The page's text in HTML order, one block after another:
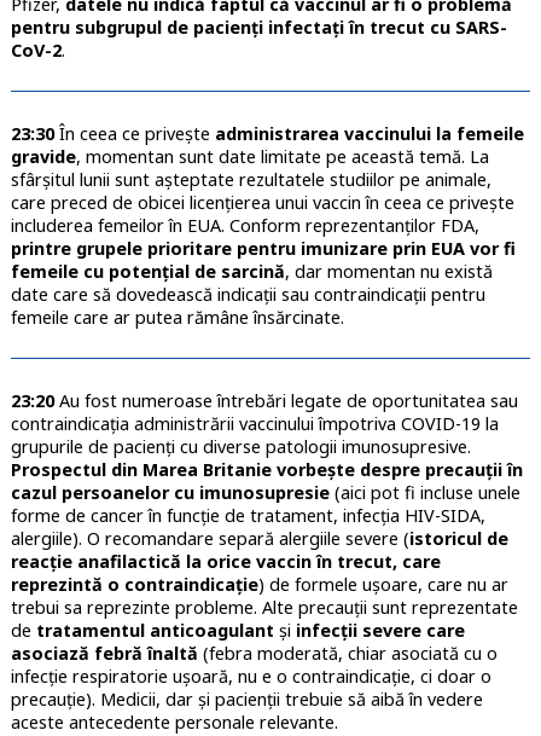
pentru subgrupul de pacienți infectați în trecut cu SARS-
CoV-2.
23:30În ceea ce privește administrarea vaccinului la femeile
gravide, momentan sunt date limitate pe această temă. La
sfârșitul lunii sunt așteptate rezultatele studiilor pe animale,
care preced de obicei licențierea unui vaccin în ceea ce privește
includerea femeilor în EUA. Conform reprezentanților FDA,
printre grupele prioritare pentru imunizare prin EUA vor fi
femeile cu potențial de sarcină, dar momentan nu există
date care să dovedească indicații sau contraindicații pentru
femeile care ar putea rămâne însărcinate.
23:20Au fost numeroase întrebări legate de oportunitatea sau
contraindicația administrării vaccinului împotriva COVID-19 la
grupurile de pacienți cu diverse patologii imunosupresive.
Prospectul din Marea Britanie vorbește despre precauții în
cazul persoanelor cu imunosupresie(aici pot fi incluse unele
forme de cancer în funcție de tratament, infecția HIV-SIDA,
alergiile). O recomandare separă alergiile severe (istoricul de
reacție anafilactică la orice vaccin în trecut, care
reprezintă o contraindicație) de formele ușoare, care nu ar
trebui sa reprezinte probleme. Alte precauții sunt reprezentate
de tratamentul anticoagulant și infecții severe care
asociază febră înaltă (febra moderată, chiar asociată cu o
infecție respiratorie ușoară, nu e o contraindicație, ci doar o
precauție). Medicii, dar și pacienții trebuie să aibă în vedere
aceste antecedente personale relevante.